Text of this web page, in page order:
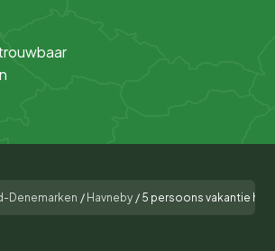
Denemarken / Havneby / 5 persoons vakantie